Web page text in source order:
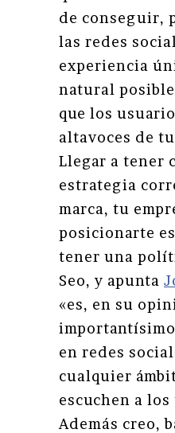
de conseguir,
las redes
experiencia
natural
que los
altavoces de
Llegar a tener
estrategia
marca, tu
posicionarte
tener una
Seo, y apunta
«es, en su
importantísimo
en redes
cualquier
escuchen a
Además creo,